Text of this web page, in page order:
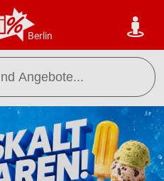
Berlin